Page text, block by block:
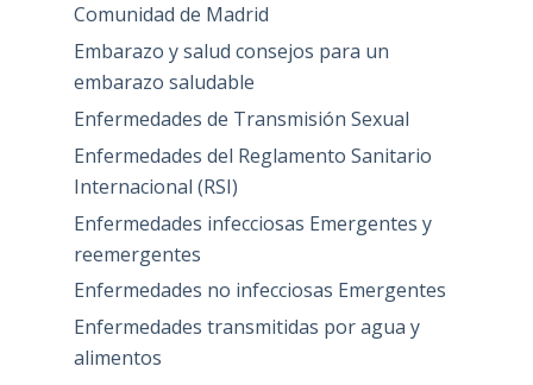
Comunidad de Madrid
Embarazo y salud consejos para un
embarazo saludable
Enfermedades de Transmisión Sexual
Enfermedades del Reglamento Sanitario
Internacional (RSI)
Enfermedades infecciosas Emergentes y
reemergentes
Enfermedades no infecciosas Emergentes
Enfermedades transmitidas por agua y
alimentos